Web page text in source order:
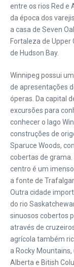
entre os rios Red e
da época dos
a casa de Seven
Fortaleza de Upper
de Hudson Bay.
Winnipeg possui
de apresentações
óperas. Da capital
excursões para
conhecer o lago
construções de
Sparuce Woods,
cobertas de grama.
centro é um
a fonte de
Outra cidade
do rio
sinuosos cobertos
através de
agrícola também
a Rocky
Alberta e Bitish